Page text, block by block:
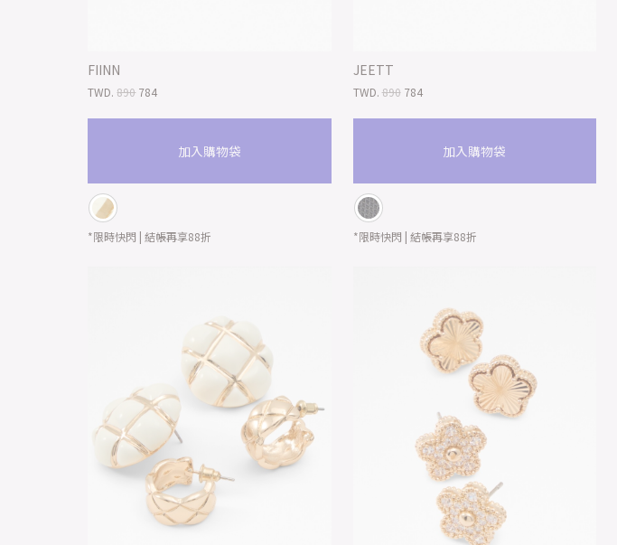
FIINN
TWD. 890 784
加入購物袋
*限時快閃 | 結帳再享88折
JEETT
TWD. 890 784
加入購物袋
*限時快閃 | 結帳再享88折